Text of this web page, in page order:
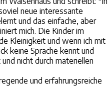
neue interessante
und das einfache, aber
mich. Die Kinder im
Kleinigkeit und wenn ich mit
keine Sprache kennt und
nicht durch materiellen
und erfahrungsreiche